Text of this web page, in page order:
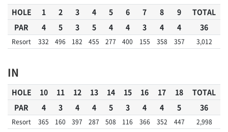
HOLE 1 2 3 4 5 6 7 8 9
TOTAL
PAR
4 5 3 5 4 4 3 4 4 36
Resort 332 496 182 455 277 400 155 358 357 3,012
IN
HOLE 10 11 12 13 14 15 16 17 18
TOTAL
PAR
4 3 4 4 5 3 4 4 5 36
Resort 365 160 397 287 508 116 366 352 447 2,998